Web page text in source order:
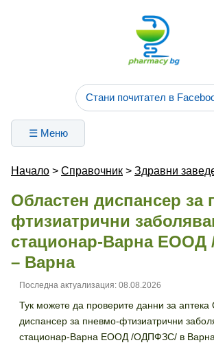
Стани почитател в
☰ Меню
Начало > Справочник > Здравни
Областен диспансер за
фтизиатрични
стационар-Варна
– Варна
Последна актуализация: 08.08.2026
Тук можете да проверите данни за аптека
диспансер за пневмо-фтизиатрични
стационар-Варна ЕООД /ОДПФЗС/ в Варна